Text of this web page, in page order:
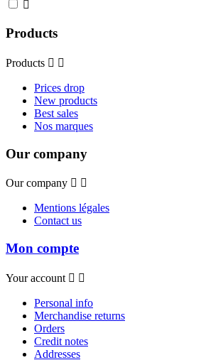

Products
Products  
Prices drop
New products
Best sales
Nos marques
Our company
Our company  
Mentions légales
Contact us
Mon compte
Your account  
Personal info
Merchandise returns
Orders
Credit notes
Addresses